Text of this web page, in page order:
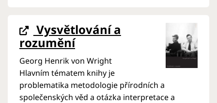
Vysvětlování a
rozumění
Georg Henrik von Wright
Hlavním tématem knihy je
problematika metodologie přírodních a
společenských věd a otázka interpretace a